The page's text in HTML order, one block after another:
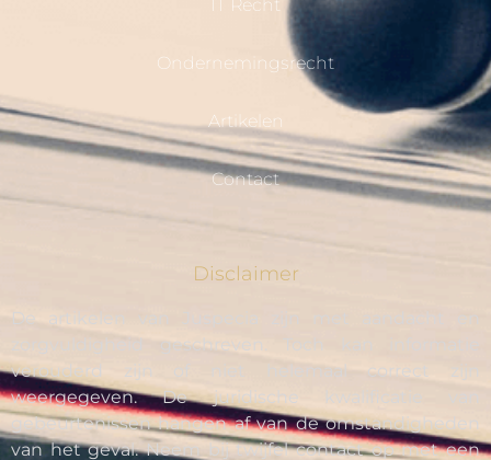
IT Recht
Ondernemingsrecht
Artikelen
Contact
Disclaimer
De artikelen van Juspecia zijn met aandacht en
zorgvuldigheid geschreven. Toch kan informatie
verouderd zijn of niet helemaal correct zijn
weergegeven. De juridische kwalificatie van
gebeurtenissen hangen af van de omstandigheden
van het geval. Neem bij twijfel contact op met een